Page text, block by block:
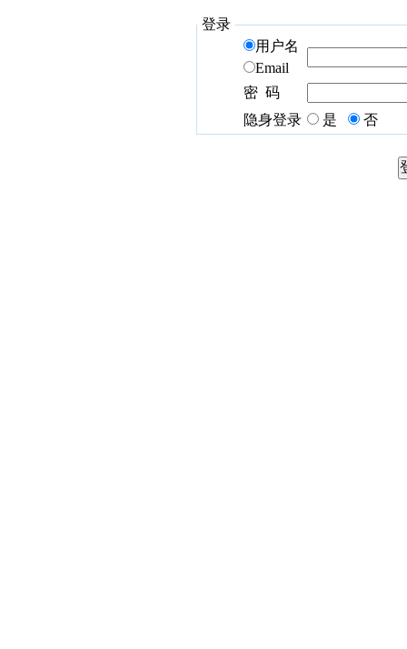
登录
用户名
Email
密 码
隐身登录
是 否